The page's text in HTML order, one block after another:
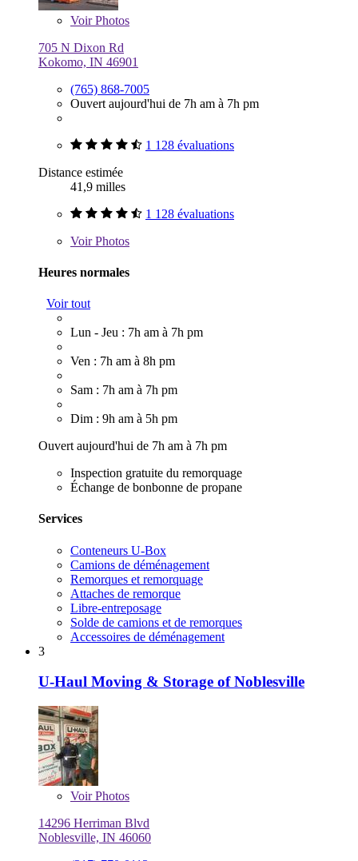
VoirPhotos
705 N Dixon Rd
Kokomo, IN 46901
(765) 868-7005
Ouvert aujourd'hui de 7h am à 7h pm
1 128 évaluations
Distance estimée
41,9 milles
1 128 évaluations
VoirPhotos
Heures normales
Voir tout
Lun - Jeu : 7h am à 7h pm
Ven : 7h am à 8h pm
Sam : 7h am à 7h pm
Dim : 9h am à 5h pm
Ouvert aujourd'hui de 7h am à 7h pm
Inspection gratuite du remorquage
Échange de bonbonne de propane
Services
Conteneurs U-Box
Camions de déménagement
Remorques et remorquage
Attaches de remorque
Libre-entreposage
Solde de camions et de remorques
Accessoires de déménagement
3
U-Haul Moving & Storage of Noblesville
VoirPhotos
14296 Herriman Blvd
Noblesville, IN 46060